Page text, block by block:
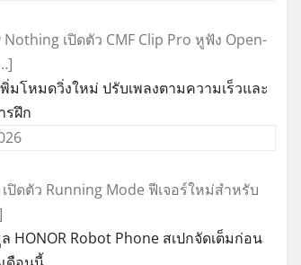
Nothing เปิดตัว CMF Clip Pro หูฟัง Open-
มโหมดวิ่งใหม่ ปรับเพลงตามความเร็วและ
รฝึก
ปิดตัว Running Mode ฟีเจอร์ใหม่สำหรับ
HONOR Robot Phone สเปกจัดเต็มก่อน